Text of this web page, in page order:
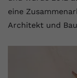
eine
Architekt und